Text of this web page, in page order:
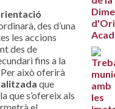
des d’una
les accions
des de
fins a la
això oferirà
que
que s’ofereix als